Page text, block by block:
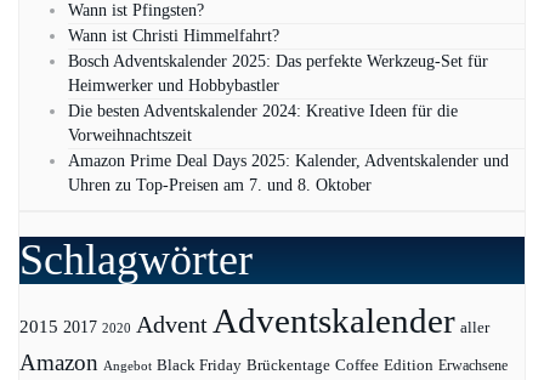
Wann ist Pfingsten?
Wann ist Christi Himmelfahrt?
Bosch Adventskalender 2025: Das perfekte Werkzeug-Set für
Heimwerker und Hobbybastler
Die besten Adventskalender 2024: Kreative Ideen für die
Vorweihnachtszeit
Amazon Prime Deal Days 2025: Kalender, Adventskalender und
Uhren zu Top-Preisen am 7. und 8. Oktober
Schlagwörter
2015 2017 2020 Advent Adventskalender aller
Amazon Angebot Black Friday Brückentage Coffee Edition Erwachsene